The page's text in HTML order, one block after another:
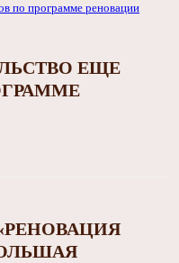
ЕЩЕ